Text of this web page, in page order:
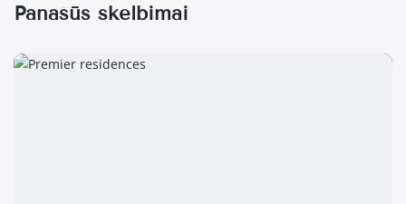
Panašūs skelbimai